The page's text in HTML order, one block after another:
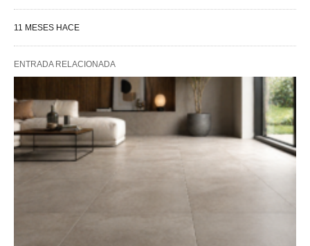
11 MESES HACE
ENTRADA RELACIONADA